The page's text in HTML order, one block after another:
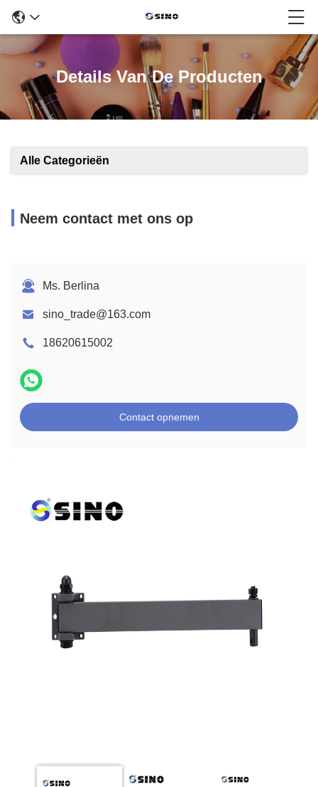
Details Van De Producten
Alle Categorieën
Neem contact met ons op
Ms. Berlina
sino_trade@163.com
18620615002
Contact opnemen